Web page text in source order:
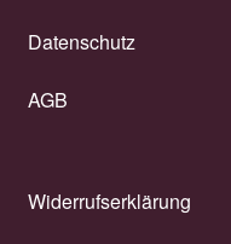
Datenschutz
AGB
Widerrufserklärung